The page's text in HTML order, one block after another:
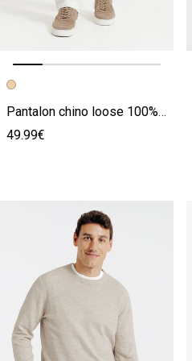
Image précédente
Image suivante
Pantalon chino loose 100% lin
49.99€